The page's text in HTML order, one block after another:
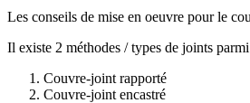
Les conseils de mise en oeuvre pour le
Il existe 2 méthodes / types de joints
Couvre-joint rapporté
Couvre-joint encastré